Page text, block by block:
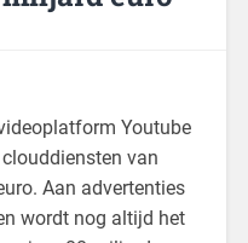
Youtube
van
Aan advertenties
wordt nog altijd het